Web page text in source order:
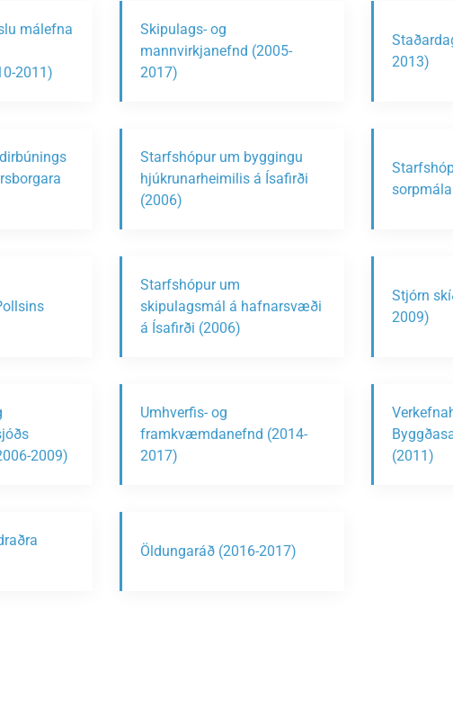
málefna
2011)
Skipulags- og
mannvirkjanefnd (2005-
2017)
2013)
Starfshópur um byggingu
hjúkrunarheimilis á Ísafirði
(2006)
Starfshópur um
skipulagsmál á hafnarsvæði
á Ísafirði (2006)
Stjórn
2009)
2009)
Umhverfis- og
framkvæmdanefnd (2014-
2017)
(2011)
Öldungaráð (2016-2017)